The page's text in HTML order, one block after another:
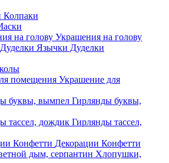
Колпаки
Украшения на голову
Язычки Дуделки
Украшение для
Гирлянды буквы,
Гирлянды тассел,
Декорации Конфетти
Хлопушки,